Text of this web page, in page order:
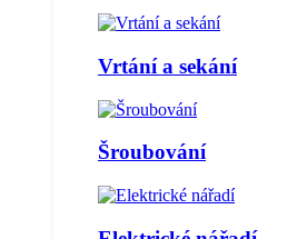
Vrtání a sekání
Šroubování